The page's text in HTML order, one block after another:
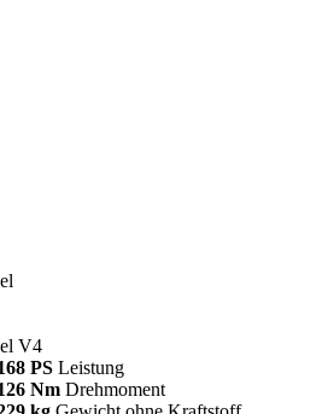
V4
PS Leistung
Nm Drehmoment